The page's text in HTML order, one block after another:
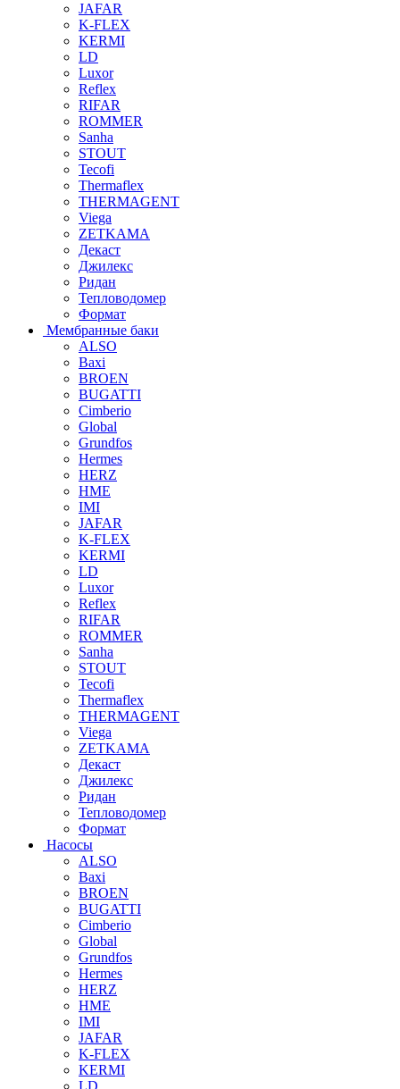
JAFAR
K-FLEX
KERMI
LD
Luxor
Reflex
RIFAR
ROMMER
Sanha
STOUT
Tecofi
Thermaflex
THERMAGENT
Viega
ZETKAMA
Декаст
Джилекс
Ридан
Тепловодомер
Формат
Мембранные баки
ALSO
Baxi
BROEN
BUGATTI
Cimberio
Global
Grundfos
Hermes
HERZ
HME
IMI
JAFAR
K-FLEX
KERMI
LD
Luxor
Reflex
RIFAR
ROMMER
Sanha
STOUT
Tecofi
Thermaflex
THERMAGENT
Viega
ZETKAMA
Декаст
Джилекс
Ридан
Тепловодомер
Формат
Насосы
ALSO
Baxi
BROEN
BUGATTI
Cimberio
Global
Grundfos
Hermes
HERZ
HME
IMI
JAFAR
K-FLEX
KERMI
LD